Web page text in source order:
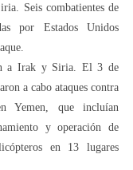
Seis combatientes de
por Estados Unidos
a Irak y Siria. El 3 de
a cabo ataques contra
Yemen, que incluían
y operación de
en 13 lugares